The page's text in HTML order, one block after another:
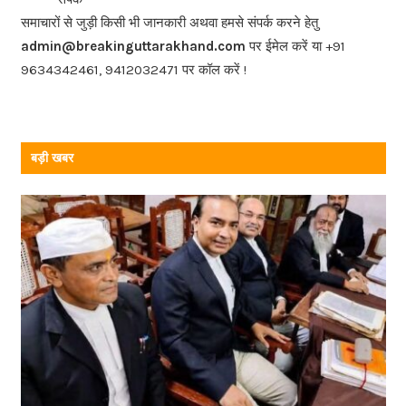
o
o
k
समाचारों से जुड़ी किसी भी जानकारी अथवा हमसे संपर्क करने हेतु
admin@breakinguttarakhand.com पर ईमेल करें या +91
9634342461, 9412032471 पर कॉल करें !
बड़ी खबर